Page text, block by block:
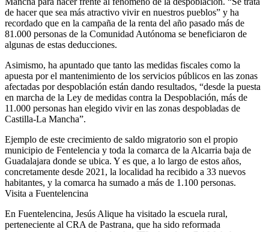
de hacer que sea más atractivo vivir en nuestros pueblos” y ha
recordado que en la campaña de la renta del año pasado más de
81.000 personas de la Comunidad Autónoma se beneficiaron de
algunas de estas deducciones.
Asimismo, ha apuntado que tanto las medidas fiscales como la
apuesta por el mantenimiento de los servicios públicos en las zonas
afectadas por despoblación están dando resultados, “desde la puesta
en marcha de la Ley de medidas contra la Despoblación, más de
11.000 personas han elegido vivir en las zonas despobladas de
Castilla-La Mancha”.
Ejemplo de este crecimiento de saldo migratorio son el propio
municipio de Fentelencia y toda la comarca de la Alcarria baja de
Guadalajara donde se ubica. Y es que, a lo largo de estos años,
concretamente desde 2021, la localidad ha recibido a 33 nuevos
habitantes, y la comarca ha sumado a más de 1.100 personas.
Visita a Fuentelencina
En Fuentelencina, Jesús Alique ha visitado la escuela rural,
perteneciente al CRA de Pastrana, que ha sido reformada